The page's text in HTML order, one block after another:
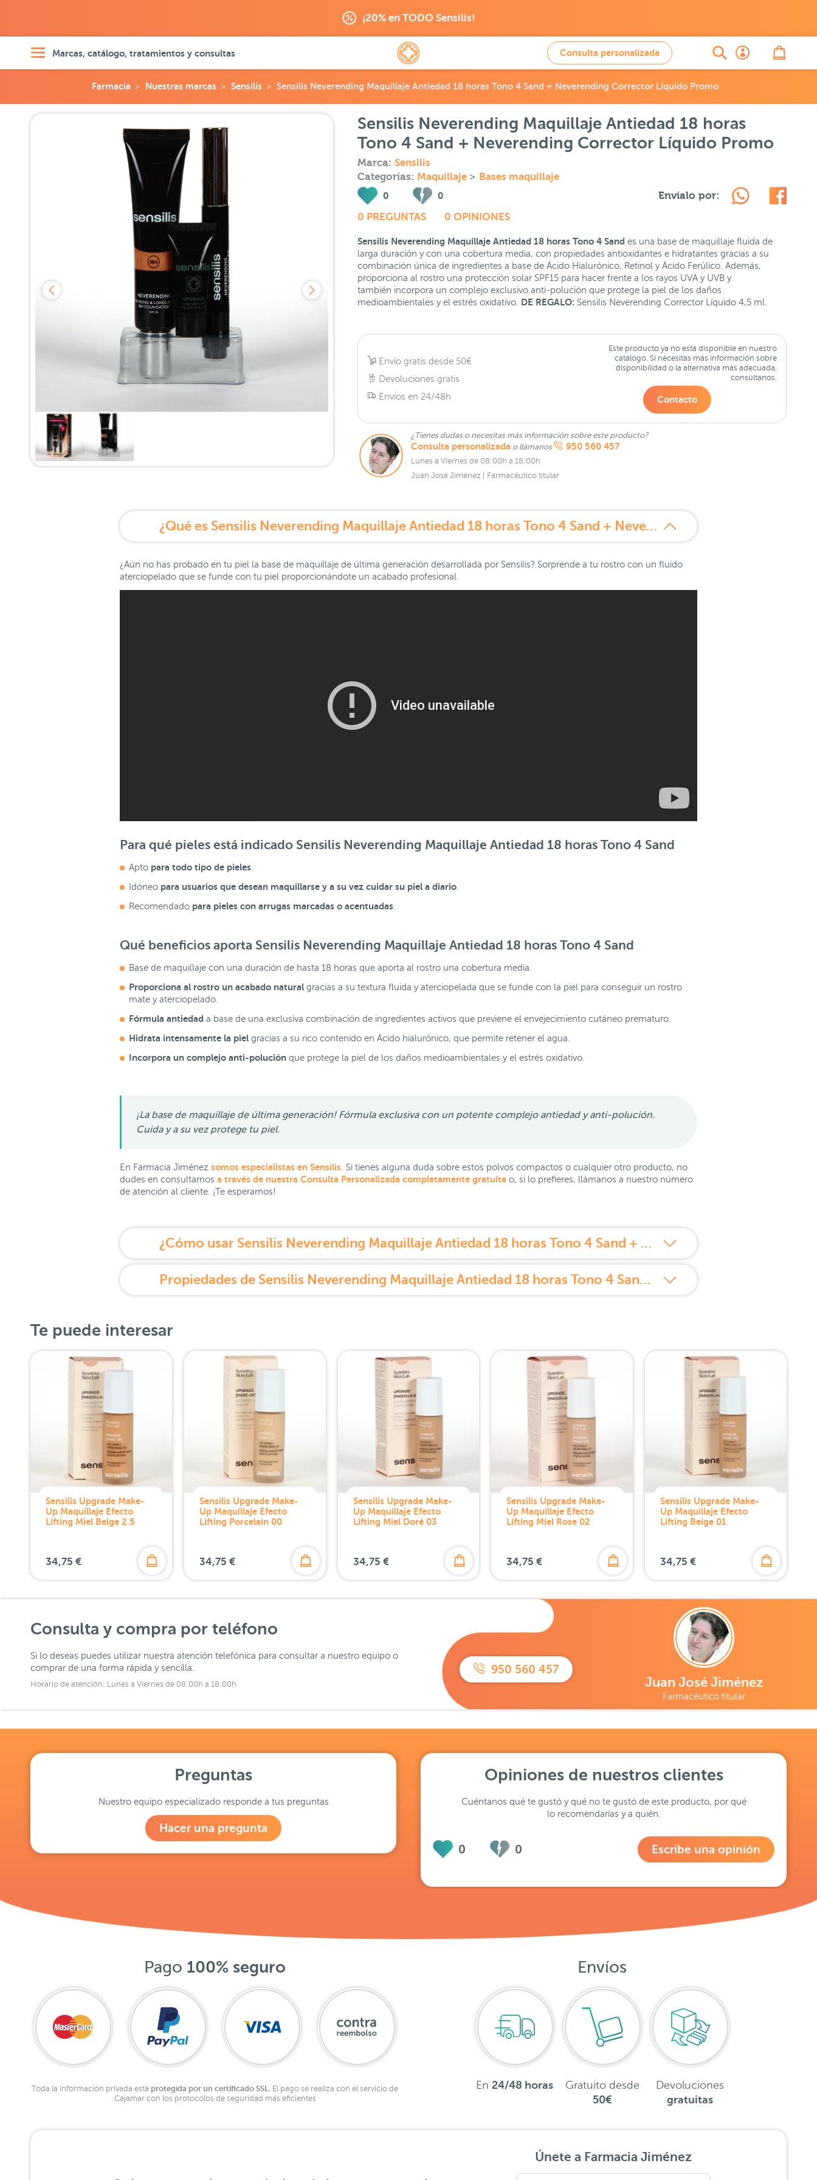
¡20% en TODO Sensilis!
Marcas, catálogo, tratamientos y consultas Consulta personalizada
Farmacia Nuestras marcas Sensilis Sensilis Neverending Maquillaje Antiedad 18 horas Tono 4 Sand + Neverending Corrector Líquido Promo
Sensilis Neverending Maquillaje Antiedad 18 horas
Tono 4 Sand + Neverending Corrector Líquido Promo
Marca: Sensilis
Categorías: Maquillaje > Bases maquillaje
0 0
0 PREGUNTAS 0 OPINIONES
Envíalo por:
Sensilis Neverending Maquillaje Antiedad 18 horas Tono 4 Sand es una base de maquillaje fluida de
larga duración y con una cobertura media, con propiedades antioxidantes e hidratantes gracias a su
combinación única de ingredientes a base de Ácido Hialurónico, Retinol y Ácido Ferúlico. Además,
proporciona al rostro una protección solar SPF15 para hacer frente a los rayos UVA y UVB y
también incorpora un complejo exclusivo anti-polución que protege la piel de los daños
medioambientales y el estrés oxidativo. DE REGALO: Sensilis Neverending Corrector Líquido 4,5 ml.
Envío gratis desde 50€
Devoluciones gratis
Envíos en 24/48h
Este producto ya no está disponible en nuestro
catálogo. Si necesitas más información sobre
disponibilidad o la alternativa más adecuada,
consúltanos.
Contacto
¿Tienes dudas o necesitas más información sobre este producto?
Consulta personalizada o llámanos 950 560 457
Lunes a Viernes de 08:00h a 18:00h
Juan José Jiménez | Farmacéutico titular
¿Qué es Sensilis Neverending Maquillaje Antiedad 18 horas Tono 4 Sand + Neverending Corrector Líquido Promo?
¿Aún no has probado en tu piel la base de maquillaje de última generación desarrollada por Sensilis? Sorprende a tu rostro con un fluido
aterciopelado que se funde con tu piel proporcionándote un acabado profesional.
Para qué pieles está indicado Sensilis Neverending Maquillaje Antiedad 18 horas Tono 4 Sand
Apto para todo tipo de pieles
Idóneo para usuarios que desean maquillarse y a su vez cuidar su piel a diario
Recomendado para pieles con arrugas marcadas o acentuadas
Qué beneficios aporta Sensilis Neverending Maquillaje Antiedad 18 horas Tono 4 Sand
Base de maquillaje con una duración de hasta 18 horas que aporta al rostro una cobertura media.
Proporciona al rostro un acabado natural gracias a su textura fluida y aterciopelada que se funde con la piel para conseguir un rostro
mate y aterciopelado.
Fórmula antiedad a base de una exclusiva combinación de ingredientes activos que previene el envejecimiento cutáneo prematuro.
Hidrata intensamente la piel gracias a su rico contenido en Ácido hialurónico, que permite retener el agua.
Incorpora un complejo anti-polución que protege la piel de los daños medioambientales y el estrés oxidativo.
¡La base de maquillaje de última generación! Fórmula exclusiva con un potente complejo antiedad y anti-polución.
Cuida y a su vez protege tu piel.
En Farmacia Jiménez somos especialistas en Sensilis . Si tienes alguna duda sobre estos polvos compactos o cualquier otro producto, no
dudes en consultarnos a través de nuestra Consulta Personalizada completamente gratuita o, si lo prefieres, llámanos a nuestro número
de atención al cliente. ¡Te esperamos!
¿Cómo usar Sensilis Neverending Maquillaje Antiedad 18 horas Tono 4 Sand + Neverending Corrector Líquido Promo?
Propiedades de Sensilis Neverending Maquillaje Antiedad 18 horas Tono 4 Sand + Neverending Corrector Líquido Promo
Te puede interesar
Sensilis Upgrade Make-
Up Maquillaje Efecto
Lifting Miel Beige 2.5
34,75 €
Sensilis Upgrade Make-
Up Maquillaje Efecto
Lifting Porcelain 00
34,75 €
Sensilis Upgrade Make-
Up Maquillaje Efecto
Lifting Miel Doré 03
34,75 €
Sensilis Upgrade Make-
Up Maquillaje Efecto
Lifting Miel Rose 02
34,75 €
Sensilis Upgrade Make-
Up Maquillaje Efecto
Lifting Beige 01
34,75 €
Consulta y compra por teléfono
Si lo deseas puedes utilizar nuestra atención telefónica para consultar a nuestro equipo o
comprar de una forma rápida y sencilla.
Horario de atención: Lunes a Viernes de 08:00h a 18:00h
950 560 457
Juan José Jiménez
Farmacéutico titular
Preguntas
Nuestro equipo especializado responde a tus preguntas
Hacer una pregunta
Opiniones de nuestros clientes
Cuéntanos qué te gustó y qué no te gustó de este producto, por qué
lo recomendarías y a quién.
0 0 Escribe una opinión
Pago 100% seguro
Toda la información privada está protegida por un certificado SSL.
El pago se realiza con el servicio de
Cajamar con los protocolos de seguridad más eficientes
Envíos
En 24/48 horas
Gratuito desde
50€
Devoluciones
gratuitas
Únete a Farmacia Jiménez